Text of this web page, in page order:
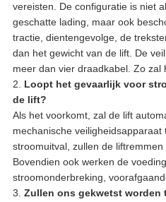
vereisten. De configuratie is niet
geschatte lading, maar ook
tractie, dientengevolge, de
dan het gewicht van de lift. De
meer dan vier draadkabel. Zo zal
2. Loopt het gevaarlijk voor
de lift?
Als het voorkomt, zal de lift
mechanische
stroomuitval, zullen de liftremmen
Bovendien ook werken de
stroomonderbreking,
3. Zullen ons gekwetst